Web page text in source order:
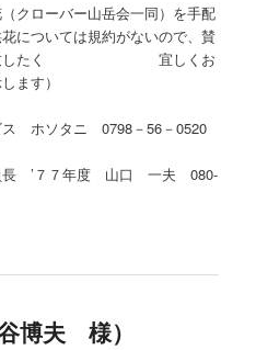
クローバー山岳会一同）を手配
ては規約がないので、賛
願い致したく 宜しくお
ます）
ホソタニ 0798－56－0520
長 ’７７年度 山口 一夫 080-
博夫 様）